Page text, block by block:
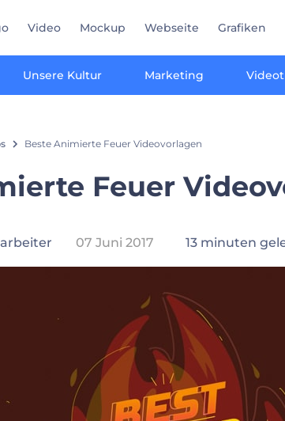
Video Mockup Webseite Grafiken
Unsere Kultur Marketing
Beste Animierte Feuer Videovorlagen
Feuer
07 Juni 2017 13 minuten